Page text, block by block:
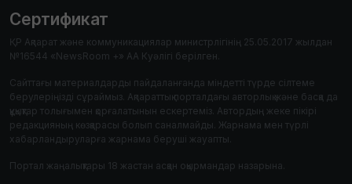
Сертификат
ҚР Ақпарат және коммуникациялар министрлігінің 25.05.2017 жылдан
№16544 «NewsRoom +» АА Куәлігі берілген.
Сайттағы материалдарды пайдаланғанда міндетті түрде сілтеме
берулеріңізді сұраймыз. Ақпараттық порталдағы авторлық және басқа да
құқықтар толығымен қорғалатынын ескертеміз. Автордың жеке пікірі
редакцияның көзқарасы болып саналмайды. Жарнама мен түрлі
хабарландыруларға жарнама беруші жауапты.
Портал жаңалықтары 18 жастан асқан оқырмандар назарына.